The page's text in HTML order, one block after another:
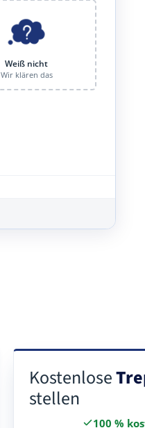
Weiß nicht
Wir klären das
Kostenlose
stellen
100 %